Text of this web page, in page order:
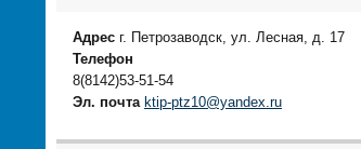
Адрес г. Петрозаводск, ул. Лесная, д. 17
Телефон
8(8142)53-51-54
Эл. почта ktip-ptz10@yandex.ru